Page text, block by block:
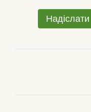
Надіслати